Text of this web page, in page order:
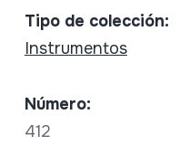
Tipo de colección:
Instrumentos
Número:
412